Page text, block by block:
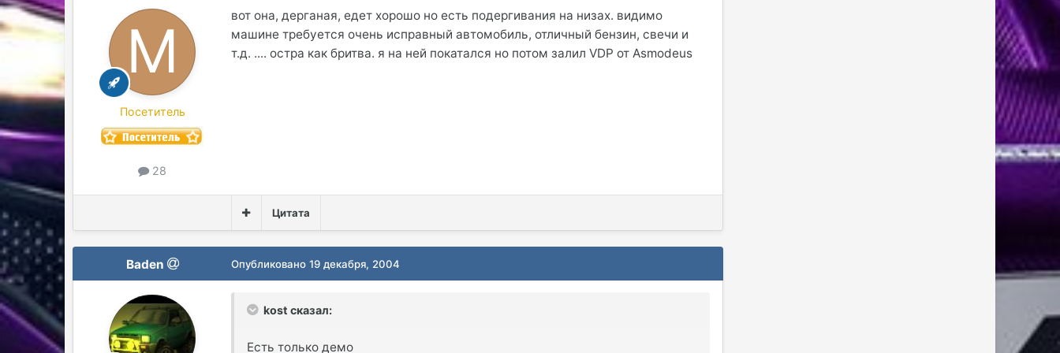
Посетитель
28
вот она, дерганая, едет хорошо но есть подергивания на низах. видимо
машине требуется очень исправный автомобиль, отличный бензин, свечи и
т.д. .... остра как бритва. я на ней покатался но потом залил VDP от Asmodeus
Цитата
Baden Опубликовано19 декабря, 2004
kost сказал:
Есть только демо